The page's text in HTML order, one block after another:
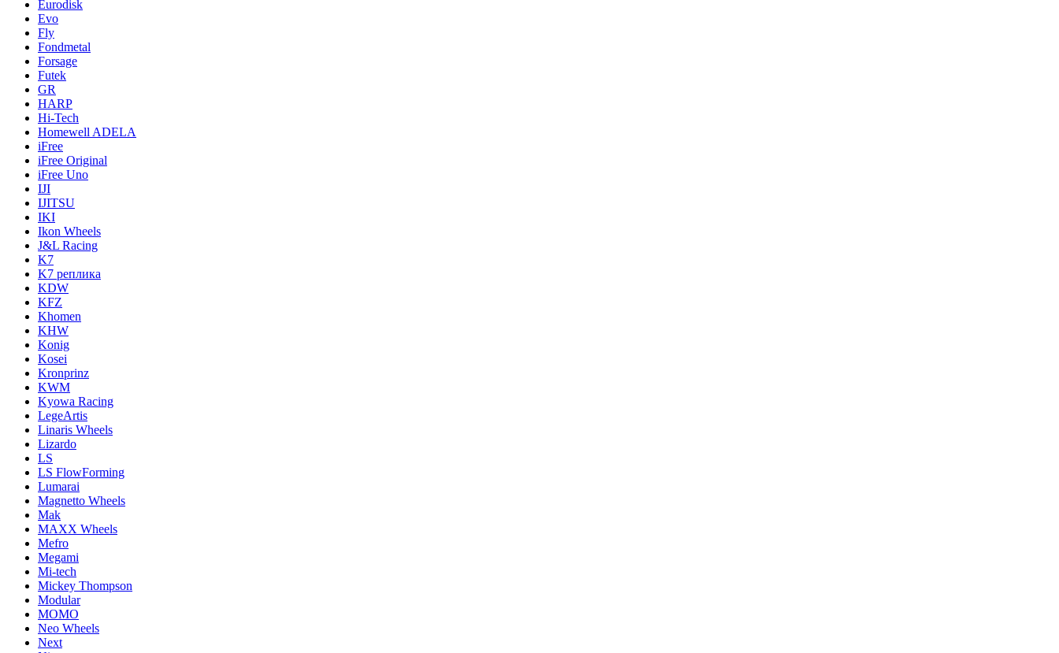
Eurodisk
Evo
Fly
Fondmetal
Forsage
Futek
GR
HARP
Hi-Tech
Homewell ADELA
iFree
iFree Original
iFree Uno
IJI
IJITSU
IKI
Ikon Wheels
J&L Racing
K7
K7 реплика
KDW
KFZ
Khomen
KHW
Konig
Kosei
Kronprinz
KWM
Kyowa Racing
LegeArtis
Linaris Wheels
Lizardo
LS
LS FlowForming
Lumarai
Magnetto Wheels
Mak
MAXX Wheels
Mefro
Megami
Mi-tech
Mickey Thompson
Modular
MOMO
Neo Wheels
Next